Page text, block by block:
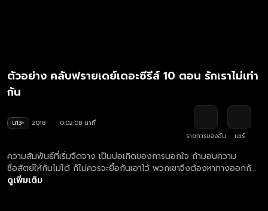
ตัวอย่าง คลับฟรายเดย์เดอะซีรีส์ 10 ตอน รักเราไม่เท่า
กัน
น13+ 2018
0:02:08 นาที
รายการของฉัน
แชร์
ความสัมพันธ์ที่เริ่มจืดจาง เป็นบ่อเกิดของการนอกใจ ถ้ามอบความ
ซื่อสัตย์ให้กันไม่ได้ ก็ไม่ควรจะยื้อกันเอาไว้ พวกเขาจึงต้องหาทางออกกับ
เรื่องนี้
ดูเพิ่มเติม